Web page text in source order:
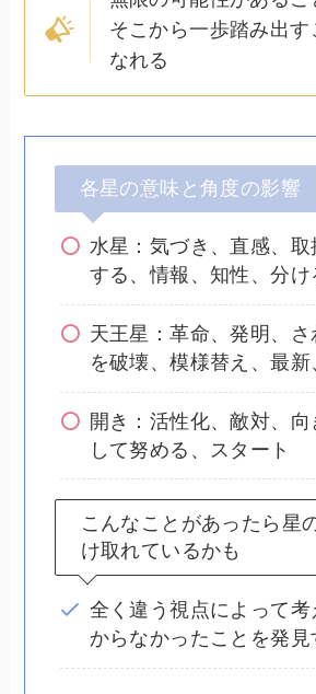
そこから一歩踏み出す
なれる
各星の意味と角度の影響
水星：気づき、直感、取
する、情報、知性、分け
天王星：革命、発明、
を破壊、模様替え、最新
開き：活性化、敵対、
して努める、スタート
こんなことがあったら星
け取れているかも
全く違う視点によって考
からなかったことを発見